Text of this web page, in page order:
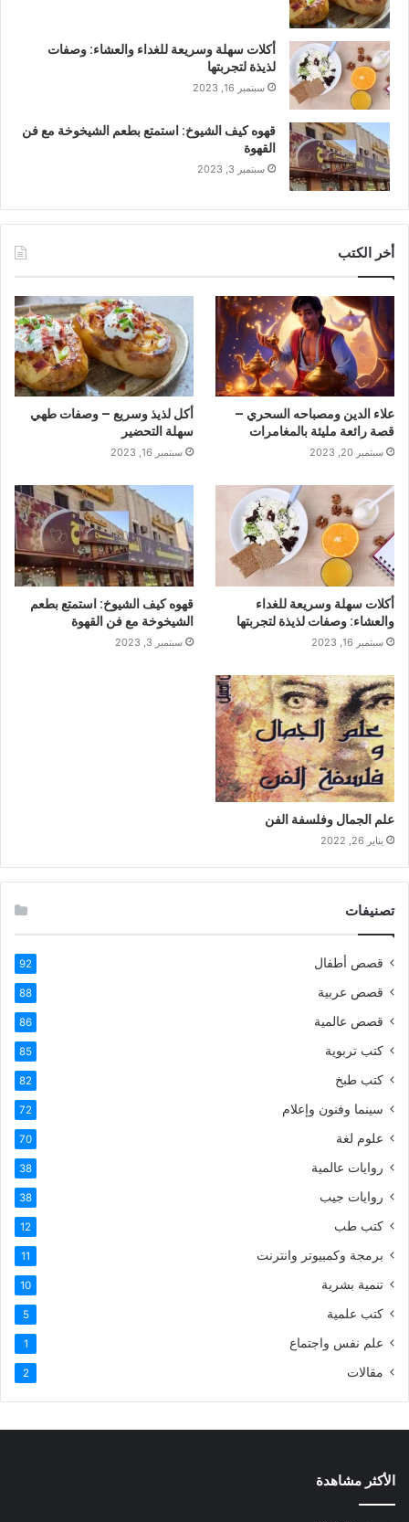
أكلات سهلة وسريعة للغداء والعشاء: وصفات
لذيذة لتجربتها
سبتمبر 16, 2023
قهوه كيف الشيوخ: استمتع بطعم الشيخوخة مع فن
القهوة
سبتمبر 3, 2023
أخر الكتب
علاء الدين ومصباحه السحري –
قصة رائعة مليئة بالمغامرات
سبتمبر 20, 2023
أكل لذيذ وسريع – وصفات طهي
سهلة التحضير
سبتمبر 16, 2023
أكلات سهلة وسريعة للغداء
والعشاء: وصفات لذيذة لتجربتها
سبتمبر 16, 2023
قهوه كيف الشيوخ: استمتع بطعم
الشيخوخة مع فن القهوة
سبتمبر 3, 2023
علم الجمال وفلسفة الفن
يناير 26, 2022
تصنيفات
قصص أطفال 92
قصص عربية 88
قصص عالمية 86
كتب تربوية 85
كتب طبخ 82
سينما وفنون وإعلام 72
علوم لغة 70
روايات عالمية 38
روايات جيب 38
كتب طب 12
برمجة وكمبيوتر وانترنت 11
تنمية بشرية 10
كتب علمية 5
علم نفس واجتماع 1
مقالات 2
الأكثر مشاهدة